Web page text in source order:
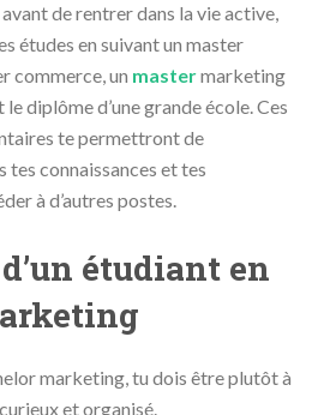
de rentrer dans la vie active,
études en suivant un master
commerce, un mastermarketing
diplôme d’une grande école. Ces
te permettront de
tes connaissances et tes
à d’autres postes.
étudiant en
marketing, tu dois être plutôt à
et organisé.